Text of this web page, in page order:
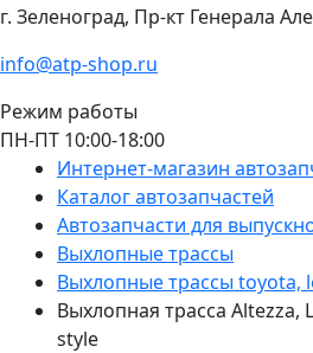
г. Зеленоград, Пр-кт Генерала
info@atp-shop.ru
Режим работы
ПН-ПТ 10:00-18:00
Интернет-магазин
Каталог автозапчастей
Автозапчасти для
Выхлопные трассы
Выхлопные трассы toyota,
Выхлопная трасса Altezza,
style